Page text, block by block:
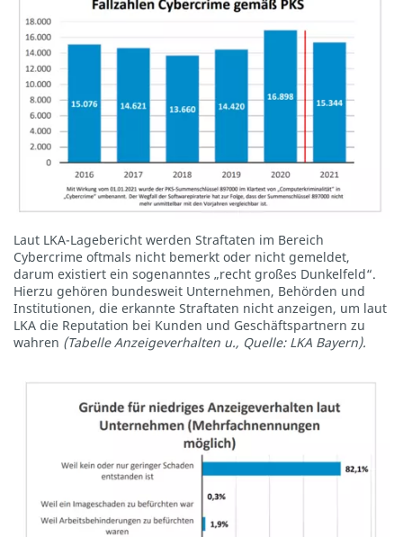
Laut LKA-Lagebericht werden Straftaten im Bereich
Cybercrime oftmals nicht bemerkt oder nicht gemeldet,
darum existiert ein sogenanntes „recht großes Dunkelfeld“.
Hierzu gehören bundesweit Unternehmen, Behörden und
Institutionen, die erkannte Straftaten nicht anzeigen, um laut
LKA die Reputation bei Kunden und Geschäftspartnern zu
wahren (Tabelle Anzeigeverhalten u., Quelle: LKA Bayern).